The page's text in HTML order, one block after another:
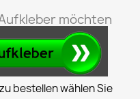
möchten
bestellen wählen Sie